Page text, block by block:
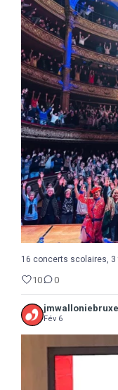
16
16 concerts scolaires, 3
10 0
Fév 6